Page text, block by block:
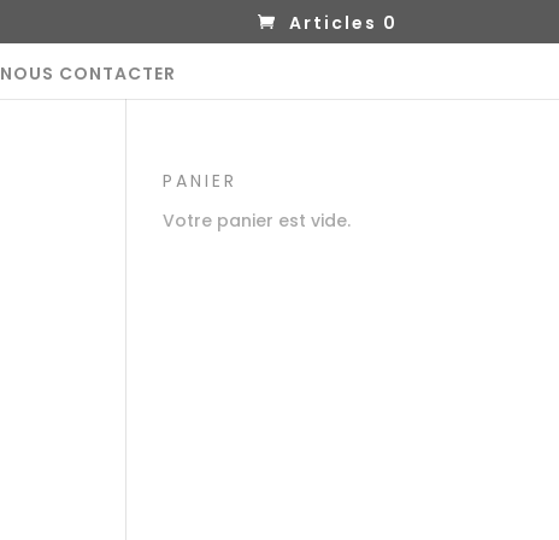
Articles 0
NOUS CONTACTER
PANIER
Votre panier est vide.